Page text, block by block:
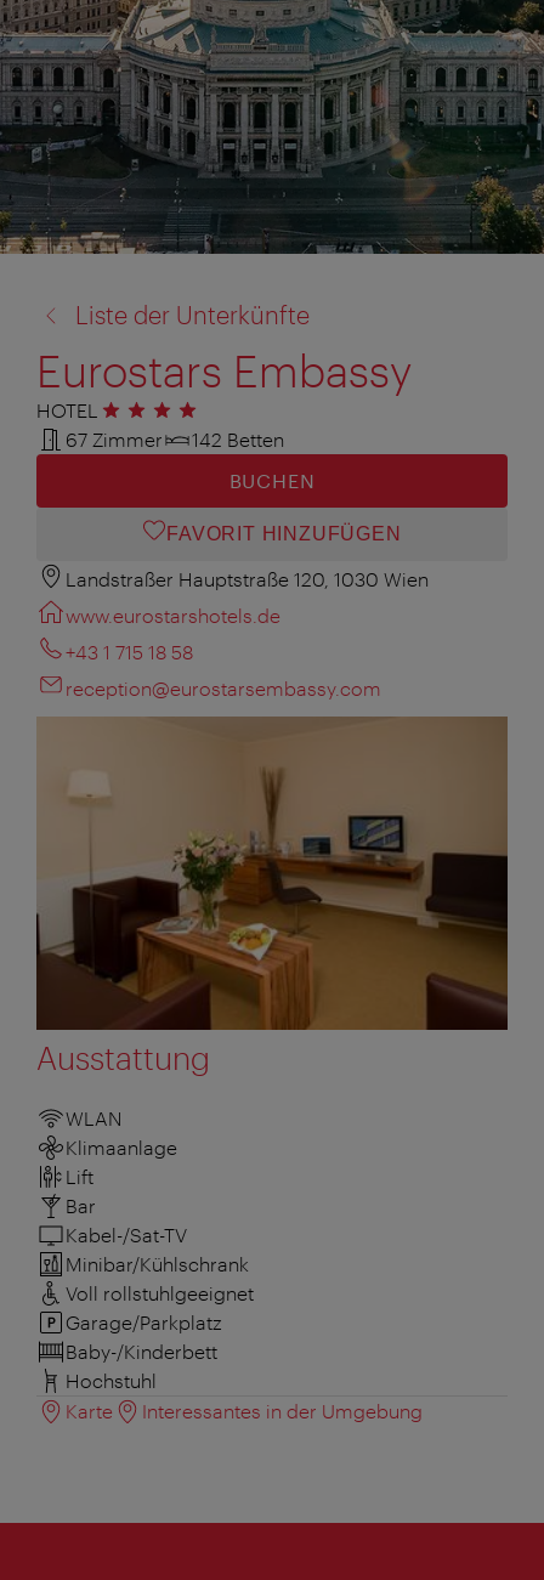
zu:
Liste der Unterkünfte
Eurostars Embassy
HOTEL 4 Sterne
67 Zimmer
142 Betten
BUCHEN
FAVORIT HINZUFÜGEN
Landstraßer Hauptstraße 120, 1030 Wien
www.eurostarshotels.de
+43 1 715 18 58
reception@eurostarsembassy.com
Ausstattung
WLAN
Klimaanlage
Lift
Bar
Kabel-/Sat-TV
Minibar/Kühlschrank
Voll rollstuhlgeeignet
Garage/Parkplatz
Baby-/Kinderbett
Hochstuhl
Karte
Interessantes in der Umgebung